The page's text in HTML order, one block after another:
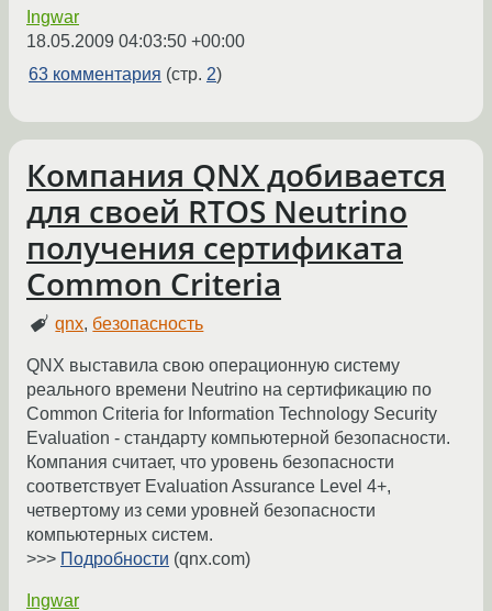
Ingwar
18.05.2009 04:03:50 +00:00
63 комментария (стр. 2)
Компания QNX добивается
для своей RTOS Neutrino
получения сертификата
Common Criteria
qnx, безопасность
QNX выставила свою операционную систему
реального времени Neutrino на сертификацию по
Common Criteria for Information Technology Security
Evaluation - стандарту компьютерной безопасности.
Компания считает, что уровень безопасности
соответствует Evaluation Assurance Level 4+,
четвертому из семи уровней безопасности
компьютерных систем.
>>> Подробности (qnx.com)
Ingwar